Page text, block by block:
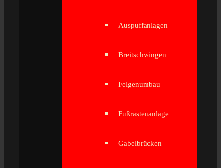
Auspuffanlagen
Breitschwingen
Felgenumbau
Fußrastenanlage
Gabelbrücken